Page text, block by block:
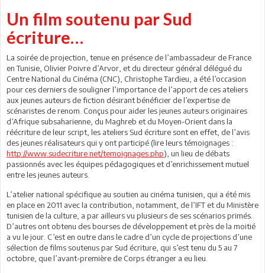
Un film soutenu par Sud
écriture…
La soirée de projection, tenue en présence de l’ambassadeur de France
en Tunisie, Olivier Poivre d’Arvor, et du directeur général délégué du
Centre National du Cinéma (CNC), Christophe Tardieu, a été l’occasion
pour ces derniers de souligner l’importance de l’apport de ces ateliers
aux jeunes auteurs de fiction désirant bénéficier de l’expertise de
scénaristes de renom. Conçus pour aider les jeunes auteurs originaires
d’Afrique subsaharienne, du Maghreb et du Moyen-Orient dans la
réécriture de leur script, les ateliers Sud écriture sont en effet, de l’avis
des jeunes réalisateurs qui y ont participé (lire leurs témoignages :
http://www.sudecriture.net/temoignages.php), un lieu de débats
passionnés avec les équipes pédagogiques et d’enrichissement mutuel
entre les jeunes auteurs.
L’atelier national spécifique au soutien au cinéma tunisien, qui a été mis
en place en 2011 avec la contribution, notamment, de l’IFT et du Ministère
tunisien de la culture, a par ailleurs vu plusieurs de ses scénarios primés.
D’autres ont obtenu des bourses de développement et près de la moitié
a vu le jour. C’est en outre dans le cadre d’un cycle de projections d’une
sélection de films soutenus par Sud écriture, qui s’est tenu du 5 au 7
octobre, que l’avant-première de Corps étranger a eu lieu.